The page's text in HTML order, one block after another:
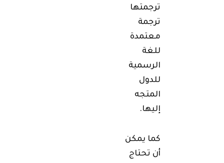
ترجمتها
ترجمة
معتمدة
للغة
الرسمية
للدول
المتجه
إليها.
كما يمكن
أن تحتاج